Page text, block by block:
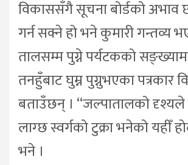
विकाससँगै सूचना बोर्डको अभाव छ
गर्न सक्ने हो भने कुमारी गन्तव्य
तालसम्म पुग्ने पर्यटकको
तनहुँबाट घुम्न पुग्नुभएका पत्रकार
बताउँछन् । “जल्पातालको
लाग्छ स्वर्गको टुक्रा भनेको यहीँ
भने ।